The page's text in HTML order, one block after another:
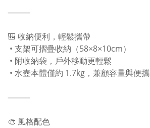
⸻
🎒 收納便利，輕鬆攜帶
• 支架可摺疊收納（58×8×10cm）
• 附收納袋，戶外移動更輕鬆
• 水壺本體僅約 1.7kg，兼顧容量與便攜
⸻
🎨 風格配色